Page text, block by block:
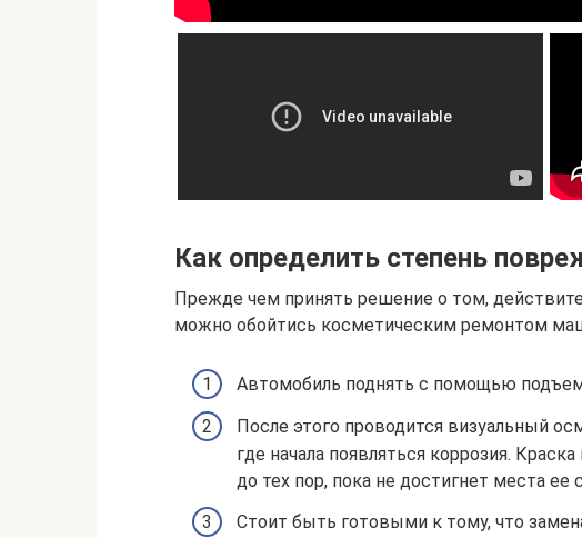
Как определить степень
Прежде чем принять решение о том,
можно обойтись косметическим ремонтом
Автомобиль поднять с помощью
После этого проводится визуальный
где начала появляться коррозия.
до тех пор, пока не достигнет места
Стоит быть готовыми к тому, что